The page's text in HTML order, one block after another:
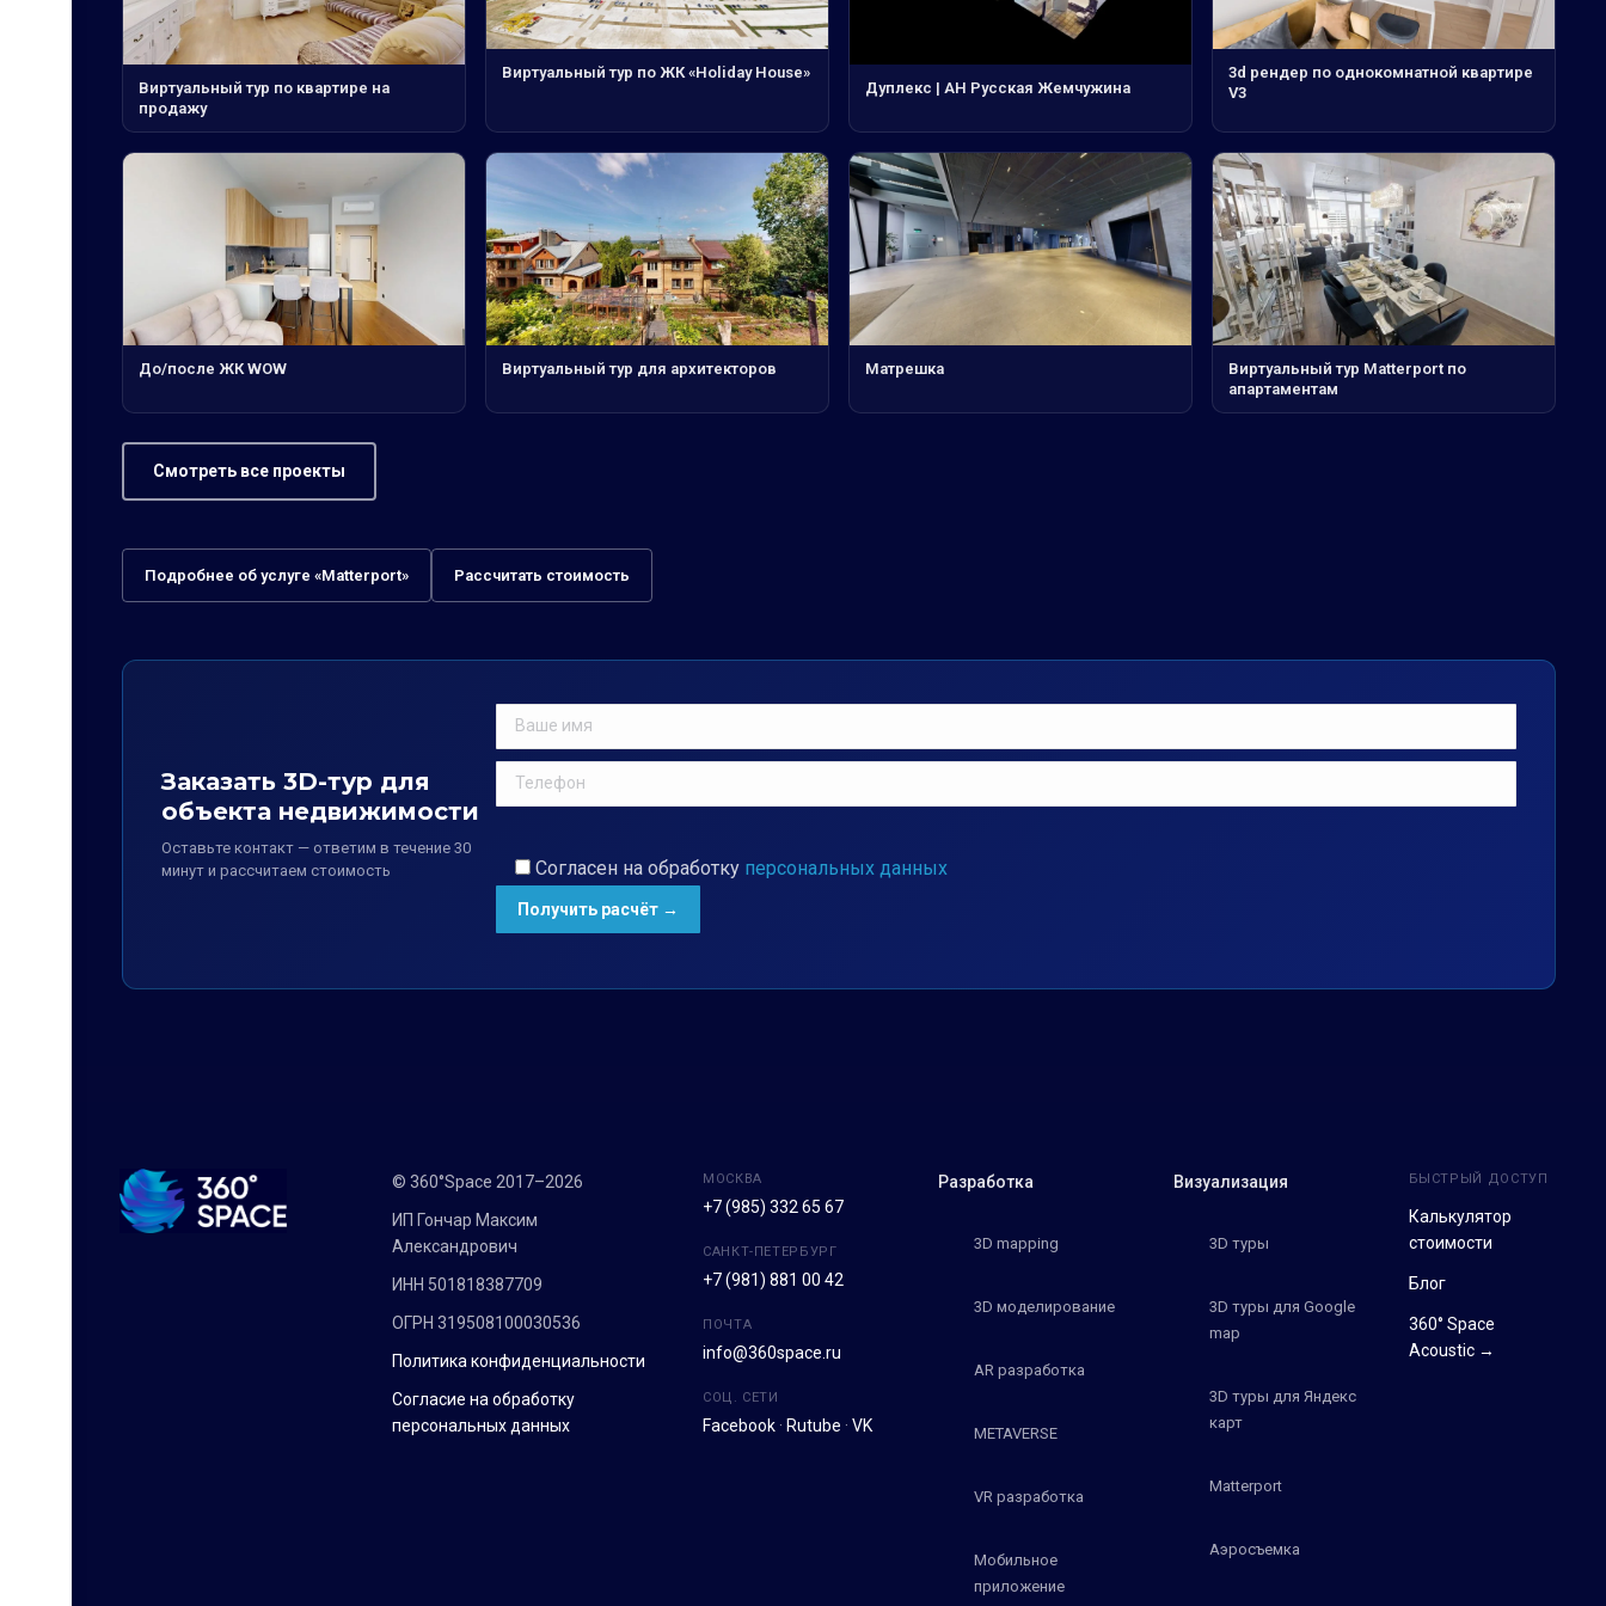
Виртуальный тур по квартире на
продажу
Виртуальный тур по ЖК «Holiday House»
Дуплекс | АН Русская Жемчужина
3d рендер по однокомнатной квартире
V3
До/после ЖК WOW Виртуальный тур для архитекторов Матрешка
Виртуальный тур Matterport по
апартаментам
Смотреть все проекты
Подробнее об услуге «Matterport» Рассчитать стоимость
Заказать 3D-тур для
объекта недвижимости
Оставьте контакт — ответим в течение 30
минут и рассчитаем стоимость
Согласен на обработку персональных данных
© 360°Space 2017–2026
ИП Гончар Максим
Александрович
ИНН 501818387709
ОГРН 319508100030536
Политика конфиденциальности
Согласие на обработку
персональных данных
МОСКВА
+7 (985) 332 65 67
САНКТ-ПЕТЕРБУРГ
+7 (981) 881 00 42
ПОЧТА
info@360space.ru
СОЦ. СЕТИ
Facebook· Rutube · VK
Разработка
3D mapping
3D моделирование
AR разработка
METAVERSE
VR разработка
Мобильное
приложение
Визуализация
3D туры
3D туры для Google
map
3D туры для Яндекс
карт
Matterport
Аэросъемка
БЫСТРЫЙ ДОСТУП
Калькулятор
стоимости
Блог
360° Space
Acoustic →